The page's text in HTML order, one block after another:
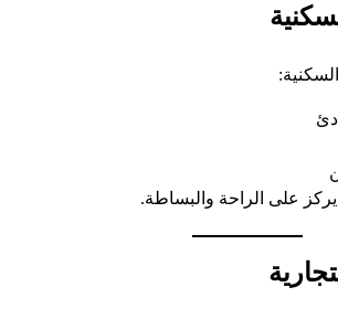
يركز على الراحة والبساطة.